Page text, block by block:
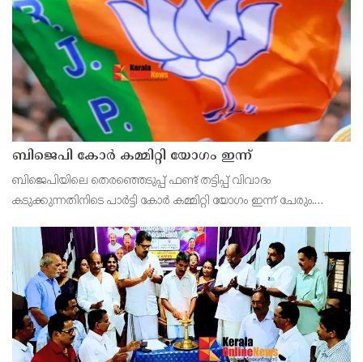
ലോക്കൽ കമ്മറ്റി
ബിജെപി കോർ കമ്മിറ്റി യോഗം ഇന്ന്
ബിജെപിയിലെ തെരഞ്ഞെടുപ്പ് ഫണ്ട് തട്ടിപ്പ് വിവാദം
കടുക്കുന്നതിനിടെ പാർട്ടി കോർ കമ്മിറ്റി യോഗം ഇന്ന് ചേരും.
വിളിക്കാൻ മടിച്ചുനിന്ന നേതൃത്വം, മുത